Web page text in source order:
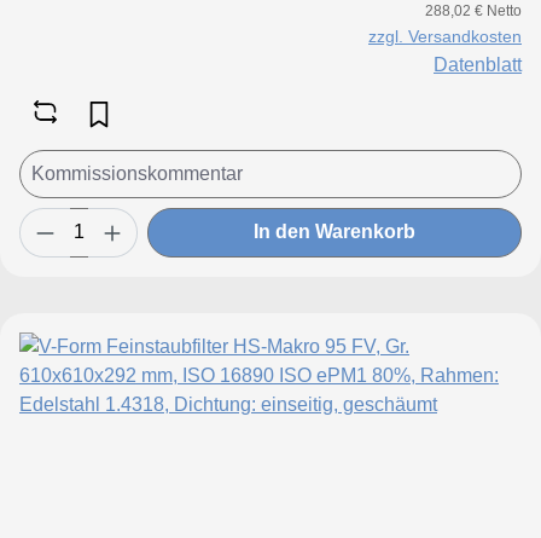
288,02 € Netto
zzgl. Versandkosten
Datenblatt
In den Warenkorb